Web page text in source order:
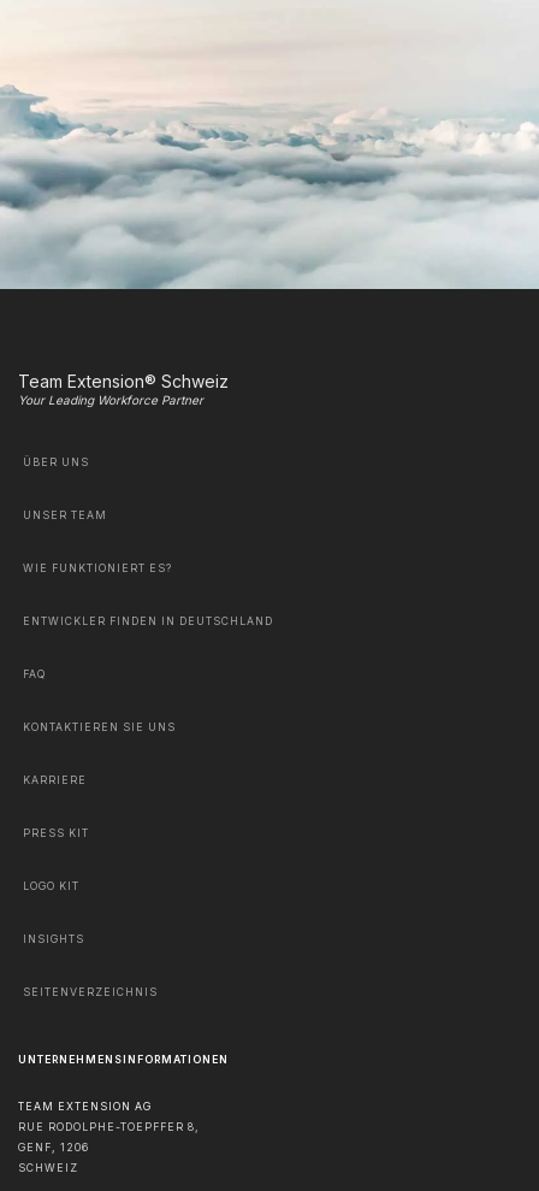
Team Extension® Schweiz
Your Leading Workforce Partner
ÜBER UNS
UNSER TEAM
WIE FUNKTIONIERT ES?
ENTWICKLER FINDEN IN DEUTSCHLAND
FAQ
KONTAKTIEREN SIE UNS
KARRIERE
PRESS KIT
LOGO KIT
INSIGHTS
SEITENVERZEICHNIS
UNTERNEHMENSINFORMATIONEN
TEAM EXTENSION AG
RUE RODOLPHE-TOEPFFER 8,
GENF, 1206
SCHWEIZ